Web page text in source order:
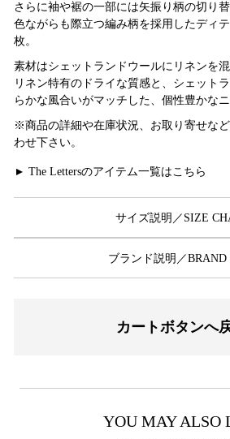
さらに袖や裾の一部には矢振り柄の切り
色ながらも際立つ編み柄を採用したディ
枚。
素材はシェットランドウールにリネンを
リネン特有のドライな質感と、シェット
らかな風合いがマッチした、個性豊かな
※商品の詳細や在庫状況、お取り寄せな
わせ下さい。
▲ The Lettersのアイテム一覧はこちら
サイズ説明／SIZE
ブランド説明／BRAND
カートボタンへ
YOU MAY ALSO